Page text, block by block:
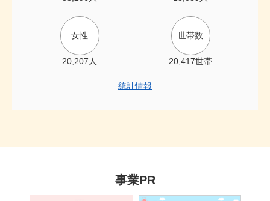
女性
20,207人
世帯数
20,417世帯
統計情報
事業PR